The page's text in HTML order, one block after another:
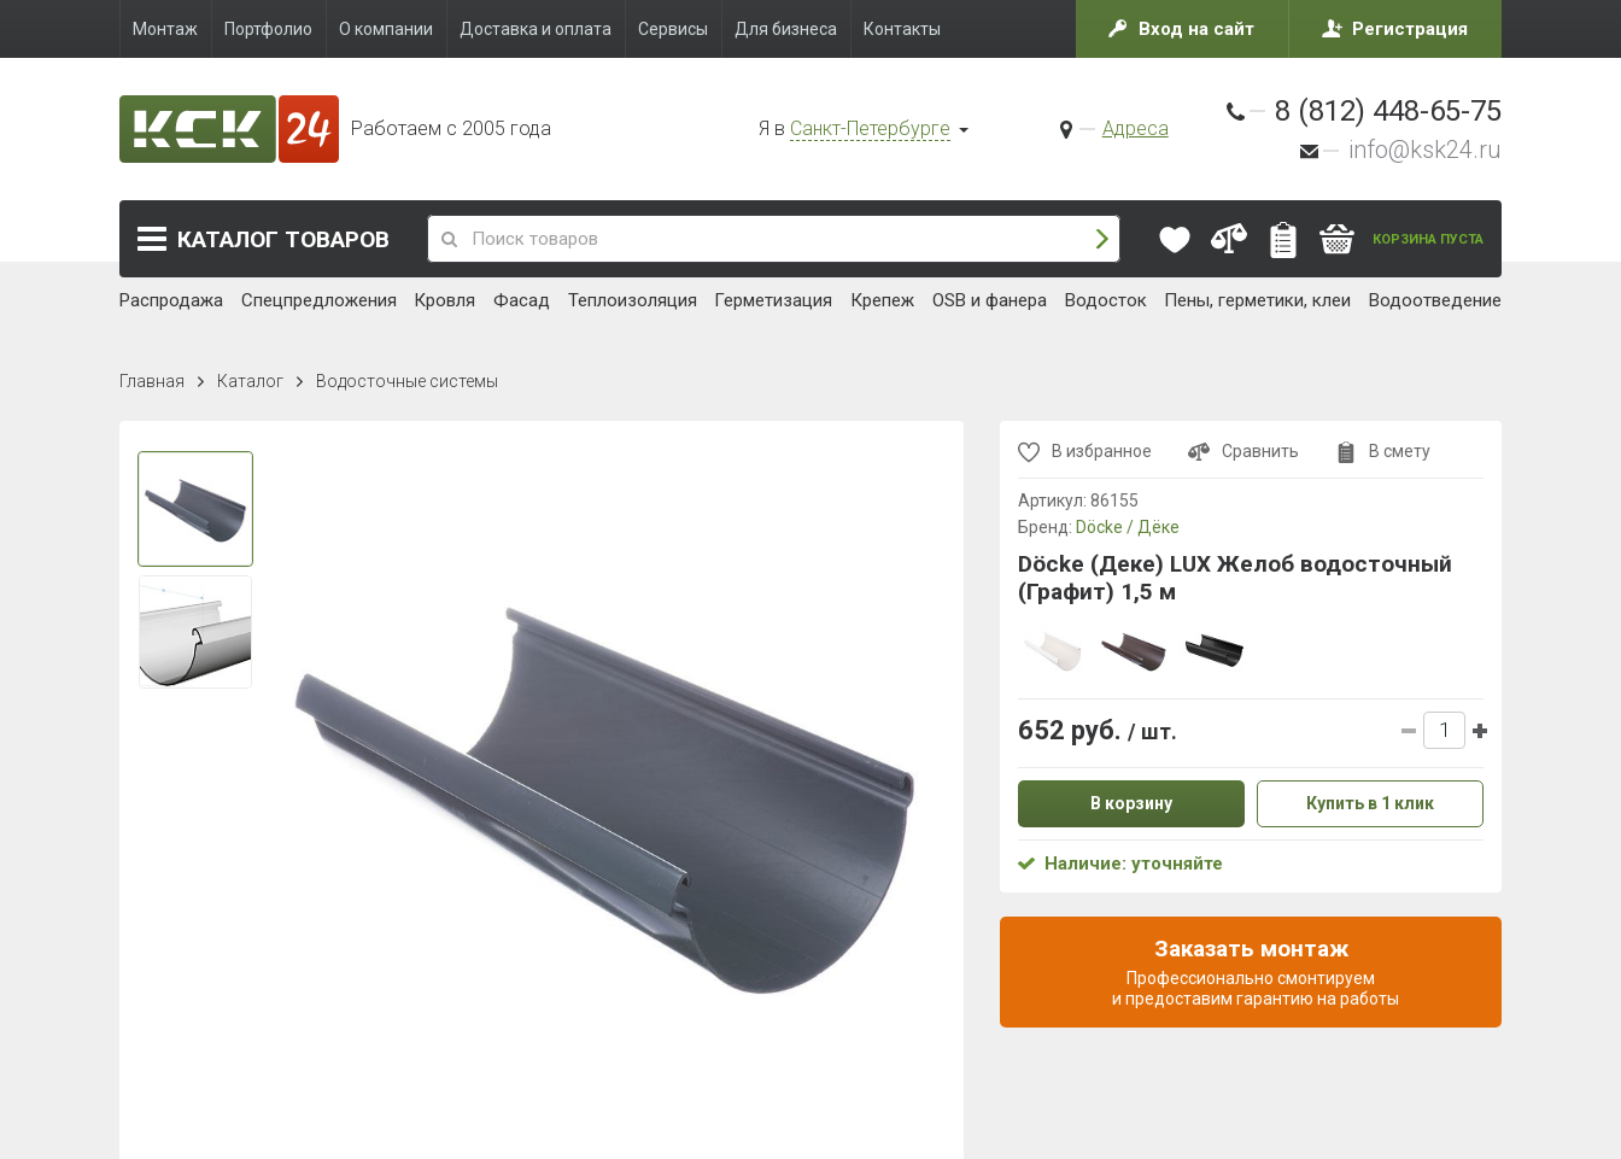
Монтаж Портфолио О компании Доставка и оплата Сервисы Для бизнеса Контакты Вход на сайт Регистрация
Работаем с 2005 года Я в Санкт-Петербурге Адреса
8 (812) 448-65-75
info@ksk24.ru
КАТАЛОГ ТОВАРОВ КОРЗИНА ПУСТА
Распродажа Спецпредложения Кровля Фасад Теплоизоляция Герметизация Крепеж OSB и фанера Водосток Пены, герметики, клеи Водоотведение
Главная Каталог Водосточные системы
В избранное Сравнить В смету
Артикул: 86155
Бренд: Döcke / Дёке
Döcke (Деке) LUX Желоб водосточный
(Графит) 1,5 м
652 руб. / шт.
В корзину Купить в 1 клик
Наличие: уточняйте
Заказать монтаж
Профессионально смонтируем
и предоставим гарантию на работы